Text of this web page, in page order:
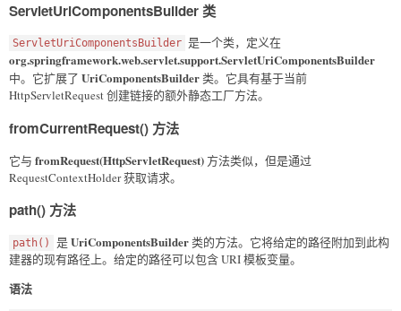
ServletUriComponentsBuilder 类
ServletUriComponentsBuilder 是一个类，定义在
org.springframework.web.servlet.support.ServletUriComponentsBuilder
中。它扩展了 UriComponentsBuilder类。它具有基于当前
HttpServletRequest 创建链接的额外静态工厂方法。
fromCurrentRequest() 方法
它与 fromRequest(HttpServletRequest) 方法类似，但是通过
RequestContextHolder 获取请求。
path() 方法
path() 是UriComponentsBuilder类的方法。它将给定的路径附加到此构
建器的现有路径上。给定的路径可以包含 URI 模板变量。
语法